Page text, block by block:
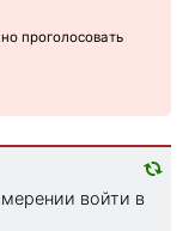
проголосовать
войти в